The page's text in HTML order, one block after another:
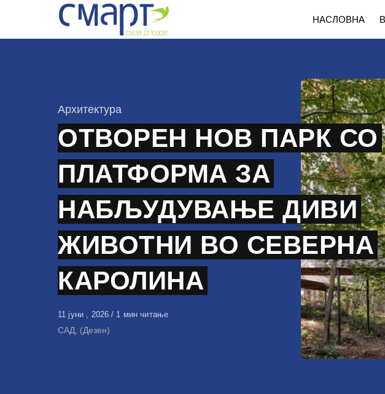
НАСЛОВНА
КАтегорија
Архитектура
ОТВОРЕН НОВ ПАРК СО
ПЛАТФОРМА ЗА
НАБЉУДУВАЊЕ ДИВИ
ЖИВОТНИ ВО СЕВЕРНА
КАРОЛИНА
Објавено
на
11 јуни , 2026 1 мин читање
САД, (Дезен)